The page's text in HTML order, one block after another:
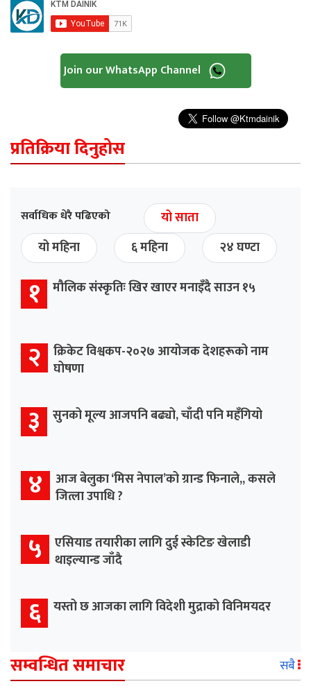
Join our WhatsApp Channel
प्रतिक्रिया दिनुहोस
सर्वाधिक धेरै पढिएको
यो साता
यो महिना
६ महिना २४ घण्टा
१ मौलिक संस्कृतिः खिर खाएर मनाइँदै साउन १५
२ क्रिकेट विश्वकप-२०२७ आयोजक देशहरूको नाम
घोषणा
३ सुनको मूल्य आजपनि बढ्यो, चाँदी पनि महँगियो
४ आज बेलुका ‘मिस नेपाल’को ग्रान्ड फिनाले,, कसले
जित्ला उपाधि ?
५ एसियाड तयारीका लागि दुई स्केटिङ खेलाडी
थाइल्यान्ड जाँदै
६ यस्तो छ आजका लागि विदेशी मुद्राको विनिमयदर
सम्वन्धित समाचार सबै